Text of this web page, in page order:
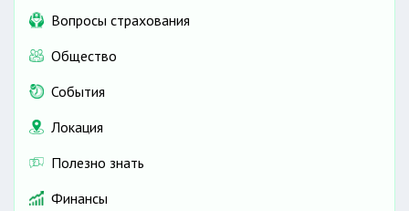
Вопросы страхования
Общество
События
Локация
Полезно знать
Финансы